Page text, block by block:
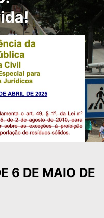
6 DE MAIO DE